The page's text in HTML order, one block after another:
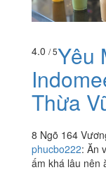
4.0 / 5Yêu
Thừa
8 Ngõ 164
phucbo222: Ăn
ấm khá lâu nên